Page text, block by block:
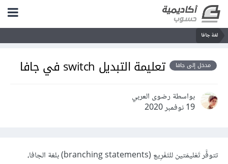
لغة جافا
مدخل إلى جافا تعليمة التبديل switch في جافا
بواسطة رضوى العربي
19 نوفمبر 2020
تتوفَّر تَعْليمَتين للتَفْرِيع (branching statements) بلغة الجافا،